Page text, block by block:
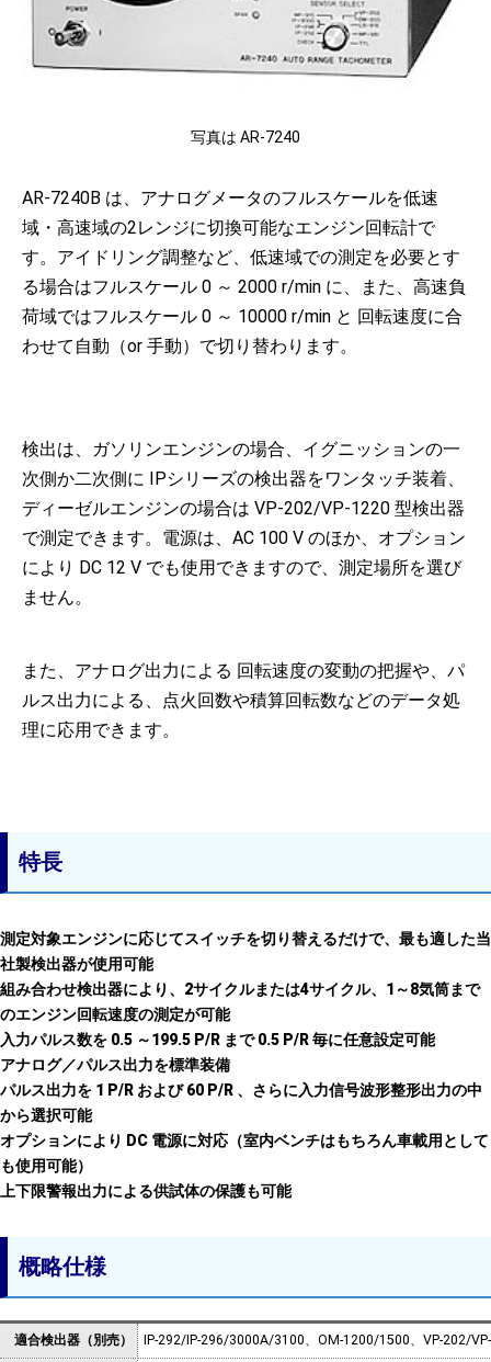
写真は AR-7240
AR-7240B は、アナログメータのフルスケールを低速
域・高速域の2レンジに切換可能なエンジン回転計で
す。アイドリング調整など、低速域での測定を必要とす
る場合はフルスケール 0 ～ 2000 r/min に、また、高速負
荷域ではフルスケール 0 ～ 10000 r/min と 回転速度に合
わせて自動（or 手動）で切り替わります。
検出は、ガソリンエンジンの場合、イグニッションの一
次側か二次側に IPシリーズの検出器をワンタッチ装着、
ディーゼルエンジンの場合は VP-202/VP-1220 型検出器
で測定できます。電源は、AC 100 V のほか、オプション
により DC 12 V でも使用できますので、測定場所を選び
ません。
また、アナログ出力による 回転速度の変動の把握や、パ
ルス出力による、点火回数や積算回転数などのデータ処
理に応用できます。
特長
測定対象エンジンに応じてスイッチを切り替えるだけで、最も適した当
社製検出器が使用可能
組み合わせ検出器により、2サイクルまたは4サイクル、1～8気筒まで
のエンジン回転速度の測定が可能
入力パルス数を 0.5 ～199.5 P/R まで 0.5 P/R 毎に任意設定可能
アナログ／パルス出力を標準装備
パルス出力を 1 P/R および 60 P/R 、さらに入力信号波形整形出力の中
から選択可能
オプションにより DC 電源に対応（室内ベンチはもちろん車載用として
も使用可能）
上下限警報出力による供試体の保護も可能
概略仕様
適合検出器（別売） IP-292/IP-296/3000A/3100、OM-1200/1500、VP-202/